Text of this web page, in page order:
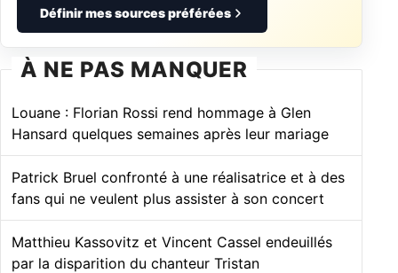
Définir mes sources préférées
À NE PAS MANQUER
Louane : Florian Rossi rend hommage à Glen
Hansard quelques semaines après leur mariage
Patrick Bruel confronté à une réalisatrice et à des
fans qui ne veulent plus assister à son concert
Matthieu Kassovitz et Vincent Cassel endeuillés
par la disparition du chanteur Tristan